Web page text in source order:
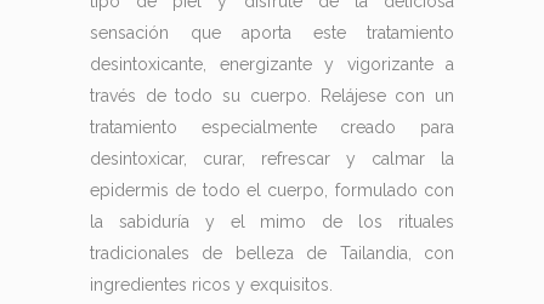
sensación que aporta este tratamiento
desintoxicante, energizante y vigorizante a
través de todo su cuerpo. Relájese con un
tratamiento especialmente creado para
desintoxicar, curar, refrescar y calmar la
epidermis de todo el cuerpo, formulado con
la sabiduría y el mimo de los rituales
tradicionales de belleza de Tailandia, con
ingredientes ricos y exquisitos.